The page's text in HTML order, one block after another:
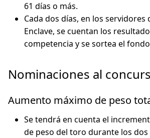
61 días o más.
Cada dos días, en los
Enclave, se cuentan los
competencia y se sortea el
Nominaciones al
Aumento máximo de peso
Se tendrá en cuenta el
de peso del toro durante los dos